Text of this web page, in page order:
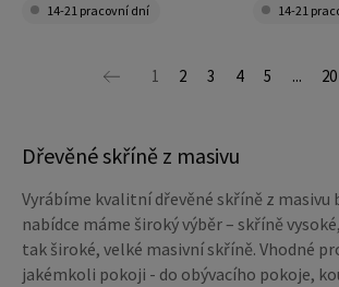
14-21 pracovní dní 14-21
1 2 3 4 5 ... 20
Dřevěné skříně z masivu
Vyrábíme kvalitní dřevěné skříně z masivu
nabídce máme široký výběr – skříně
tak široké, velké masivní skříně. Vhodné
jakémkoli pokoji - do obývacího pokoje,